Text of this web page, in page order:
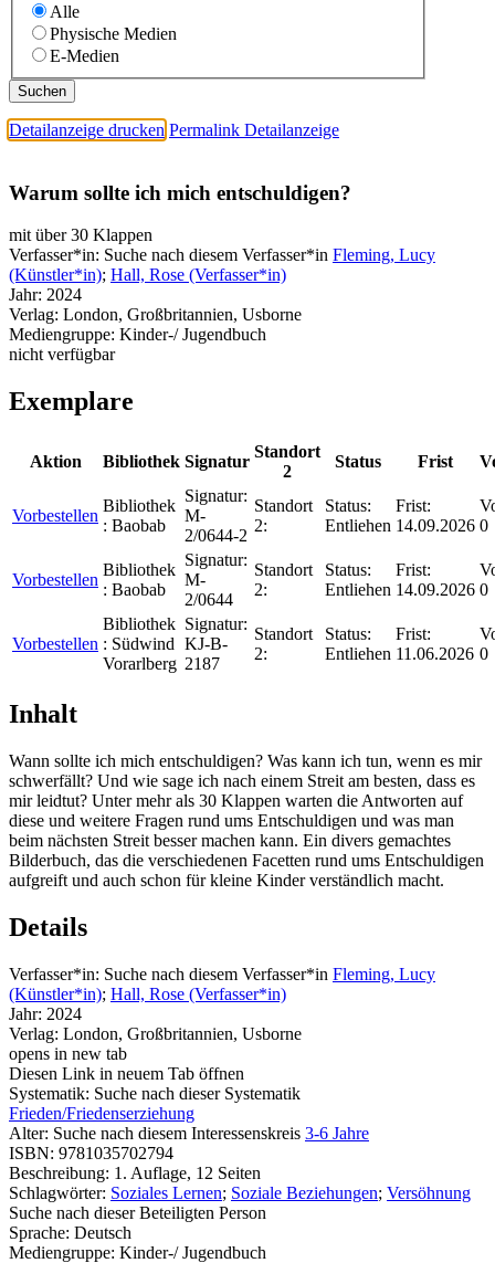
Alle
Physische Medien
E-Medien
Detailanzeige drucken Permalink Detailanzeige
Warum sollte ich mich entschuldigen?
mit über 30 Klappen
Verfasser*in: Suche nach diesem Verfasser*in Fleming, Lucy
(Künstler*in); Hall, Rose (Verfasser*in)
Jahr: 2024
Verlag: London, Großbritannien, Usborne
Mediengruppe: Kinder-/ Jugendbuch
nicht verfügbar
Exemplare
Aktion Bibliothek Signatur
Standort
2
Status Frist
Vorbestellen
Bibliothek
: Baobab
Signatur:
M-
2/0644-2
Standort
2:
Status:
Entliehen
Frist:
14.09.2026 0
Vorbestellen
Bibliothek
: Baobab
Signatur:
M-
2/0644
Standort
2:
Status:
Entliehen
Frist:
14.09.2026 0
Vorbestellen
Bibliothek
: Südwind
Vorarlberg
Signatur:
KJ-B-
2187
Standort
2:
Status:
Entliehen
Frist:
11.06.2026 0
Inhalt
Wann sollte ich mich entschuldigen? Was kann ich tun, wenn es mir
schwerfällt? Und wie sage ich nach einem Streit am besten, dass es
mir leidtut? Unter mehr als 30 Klappen warten die Antworten auf
diese und weitere Fragen rund ums Entschuldigen und was man
beim nächsten Streit besser machen kann. Ein divers gemachtes
Bilderbuch, das die verschiedenen Facetten rund ums Entschuldigen
aufgreift und auch schon für kleine Kinder verständlich macht.
Details
Verfasser*in: Suche nach diesem Verfasser*in Fleming, Lucy
(Künstler*in); Hall, Rose (Verfasser*in)
Jahr: 2024
Verlag: London, Großbritannien, Usborne
opens in new tab
Diesen Link in neuem Tab öffnen
Systematik: Suche nach dieser Systematik
Frieden/Friedenserziehung
Alter: Suche nach diesem Interessenskreis 3-6 Jahre
ISBN: 9781035702794
Beschreibung: 1. Auflage, 12 Seiten
Schlagwörter: Soziales Lernen; Soziale Beziehungen; Versöhnung
Suche nach dieser Beteiligten Person
Sprache: Deutsch
Mediengruppe: Kinder-/ Jugendbuch